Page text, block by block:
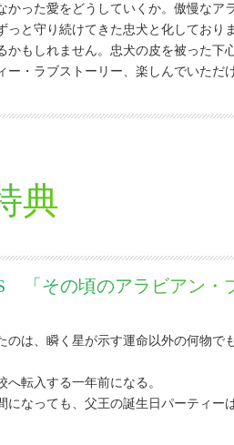
かった愛をどうしていくか。傲慢なア
と守り続けてきた忠犬と化しており
かもしれません。忠犬の皮を被った下
・ラブストーリー、楽しんでいただ
典
「その頃のアラビアン・
のは、瞬く星が示す運命以外の何物で
転入する一年前になる。
なっても、父王の誕生日パーティー